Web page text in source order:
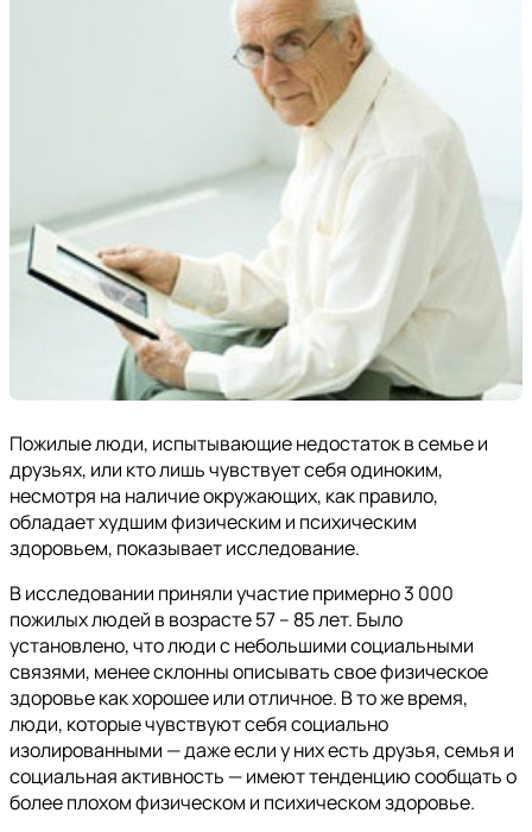
Пожилые люди, испытывающие недостаток в семье и
друзьях, или кто лишь чувствует себя одиноким,
несмотря на наличие окружающих, как правило,
обладает худшим физическим и психическим
здоровьем, показывает исследование.
В исследовании приняли участие примерно 3 000
пожилых людей в возрасте 57 – 85 лет. Было
установлено, что люди с небольшими социальными
связями, менее склонны описывать свое физическое
здоровье как хорошее или отличное. В то же время,
люди, которые чувствуют себя социально
изолированными — даже если у них есть друзья, семья и
социальная активность — имеют тенденцию сообщать о
более плохом физическом и психическом здоровье.